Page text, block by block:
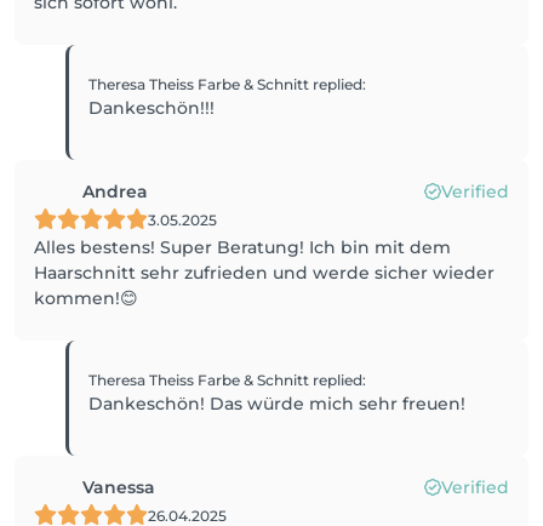
Theresa Theiss Farbe & Schnitt replied:
Dankeschön!!!
Andrea Verified
3.05.2025
Alles bestens! Super Beratung! Ich bin mit dem
Haarschnitt sehr zufrieden und werde sicher wieder
kommen!😊
Theresa Theiss Farbe & Schnitt replied:
Dankeschön! Das würde mich sehr freuen!
Vanessa Verified
26.04.2025